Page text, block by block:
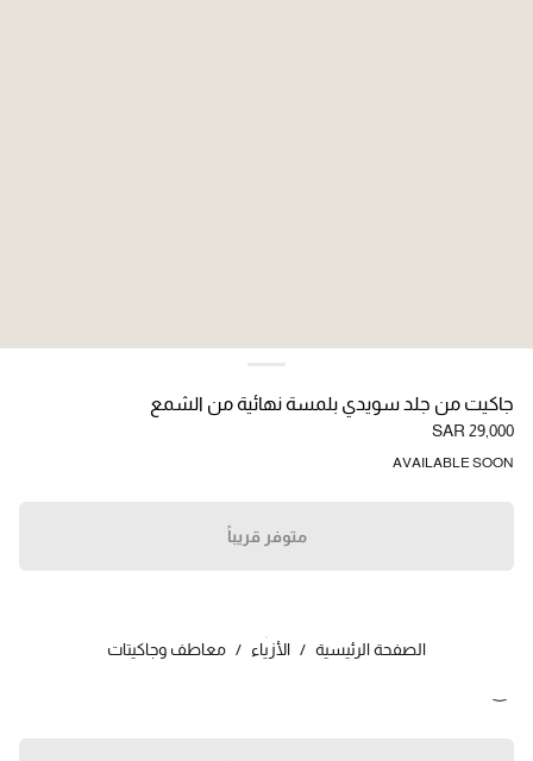
جاكيت من جلد سويدي بلمسة نهائية من الشمع
SAR 29,000
AVAILABLE SOON
متوفر قريباً
الصفحة الرئيسية / الأزياء / معاطف وجاكيتات